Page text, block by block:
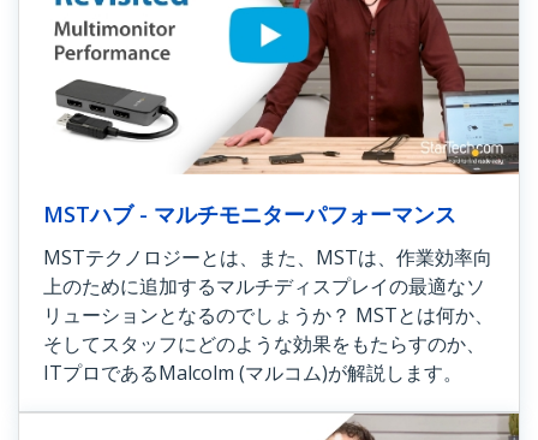
MSTハブ - マルチモニターパフォーマンス
MSTテクノロジーとは、また、MSTは、作業効率向
上のために追加するマルチディスプレイの最適なソ
リューションとなるのでしょうか？ MSTとは何か、
そしてスタッフにどのような効果をもたらすのか、
ITプロであるMalcolm (マルコム)が解説します。